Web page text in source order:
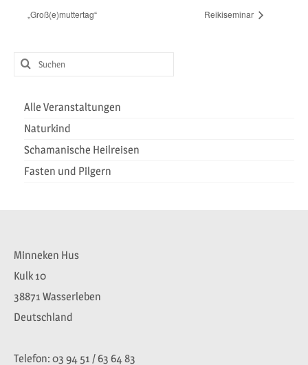
„Groß(e)muttertag“
Reikiseminar
Suchen
Alle Veranstaltungen
Naturkind
Schamanische Heilreisen
Fasten und Pilgern
Minneken Hus
Kulk 10
38871 Wasserleben
Deutschland
Telefon: 03 94 51 / 63 64 83